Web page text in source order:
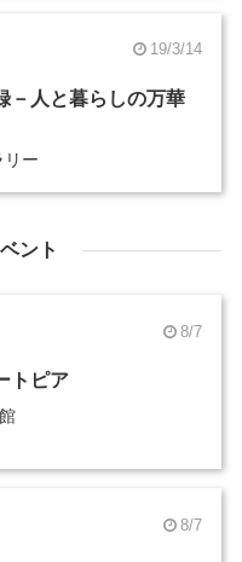
19/3/14
－人と暮らしの万華
リー
ント
8/7
トピア
8/7